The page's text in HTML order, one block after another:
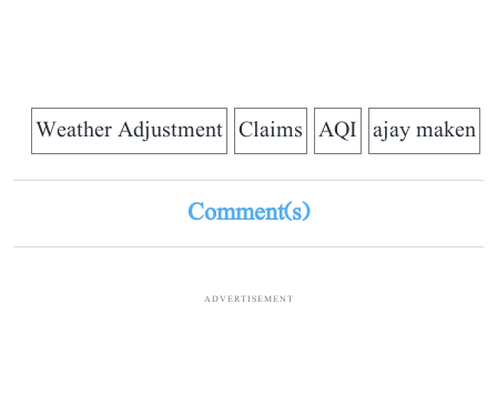
ajay maken
AQI
Claims
Weather Adjustment
Comment(s)
ADVERTISEMENT